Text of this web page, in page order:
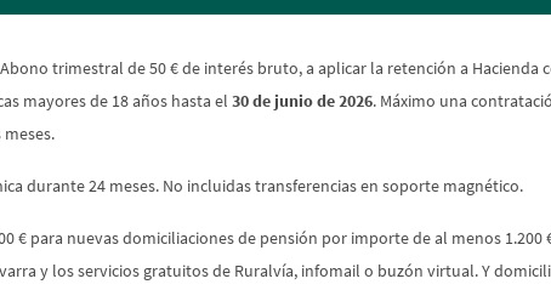
trimestral de 50 € de interés bruto, a aplicar la retención a Hacienda
mayores de 18 años hasta el 30 de junio de 2026. Máximo una
durante 24 meses. No incluidas transferencias en soporte magnético.
€ para nuevas domiciliaciones de pensión por importe de al menos 1.200
y los servicios gratuitos de Ruralvía, infomail o buzón virtual. Y